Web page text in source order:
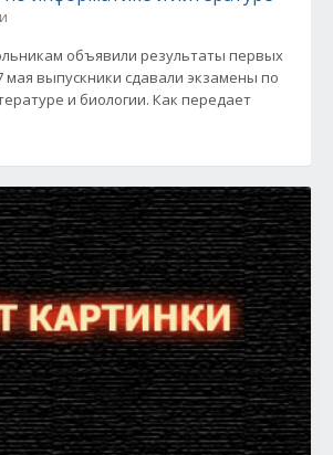
объявили результаты первых
мая выпускники сдавали экзамены по
и биологии. Как передает